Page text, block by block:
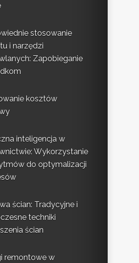
stosowanie
i narzędzi
Zapobieganie
kosztów
inteligencja w
Wykorzystanie
do optymalizacji
ścian: Tradycyjne i
techniki
ścian
remontowe w